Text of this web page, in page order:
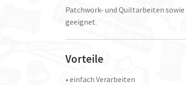
Patchwork- und Quiltarbeiten
geeignet.
Vorteile
• einfach Verarbeiten